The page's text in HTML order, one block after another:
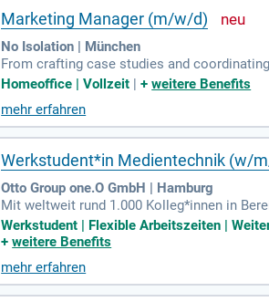
Marketing Manager (m/w/d)
No Isolation | München
From crafting case studies and
ales goals and ensure every campaign is
Homeoffice | Vollzeit |+weitere Benefits
mehr erfahren
Werkstudent*in Medientechnik (w/
Otto Group one.O GmbH | Hamburg
Mit weltweit rund 1.000 Kolleg*innen in
ch und konzeptionieren, entwickeln und
Werkstudent | Flexible Arbeitszeiten |
+weitere Benefits
mehr erfahren